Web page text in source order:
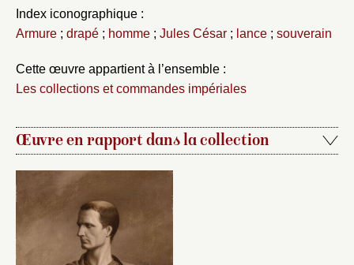
Index iconographique :
Armure ; drapé ; homme ; Jules César ; lance ; souverain
Cette œuvre appartient à l’ensemble :
Les collections et commandes impériales
Œuvre en rapport dans la collection